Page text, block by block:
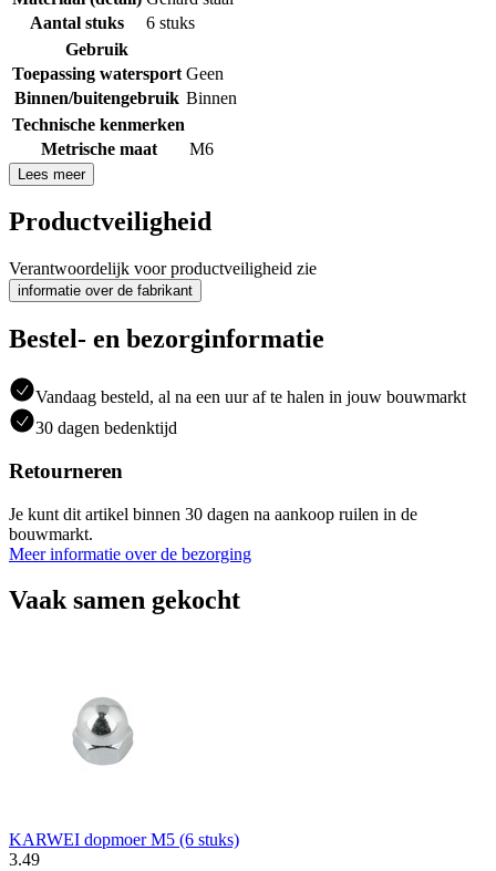
Aantal stuks
6 stuks
Gebruik
Toepassing watersport Geen
Binnen/buitengebruik Binnen
Technische kenmerken
Metrische maat
M6
Lees meer
Productveiligheid
Verantwoordelijk voor productveiligheid zie
informatie over de fabrikant
Bestel- en bezorginformatie
Vandaag besteld, al na een uur af te halen in jouw bouwmarkt
30 dagen bedenktijd
Retourneren
Je kunt dit artikel binnen 30 dagen na aankoop ruilen in de
bouwmarkt.
Meer informatie over de bezorging
Vaak samen gekocht
KARWEI dopmoer M5 (6 stuks)
3.49